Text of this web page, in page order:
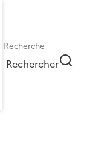
Rechercher